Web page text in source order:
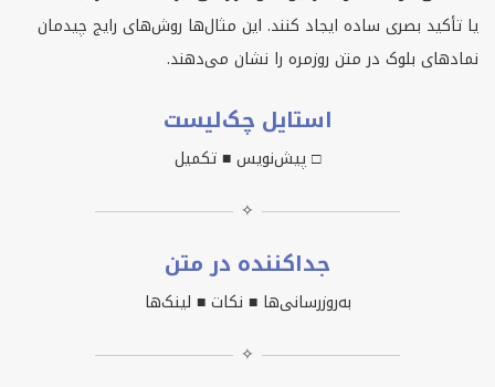
یا تأکید بصری ساده ایجاد کنند. این مثال‌ها روش‌های رایج چیدمان
نمادهای بلوک در متن روزمره را نشان می‌دهند.
استایل چک‌لیست
□ پیش‌نویس ■ تکمیل
✧
جداکننده در متن
به‌روزرسانی‌ها ■ نکات ■ لینک‌ها
✧